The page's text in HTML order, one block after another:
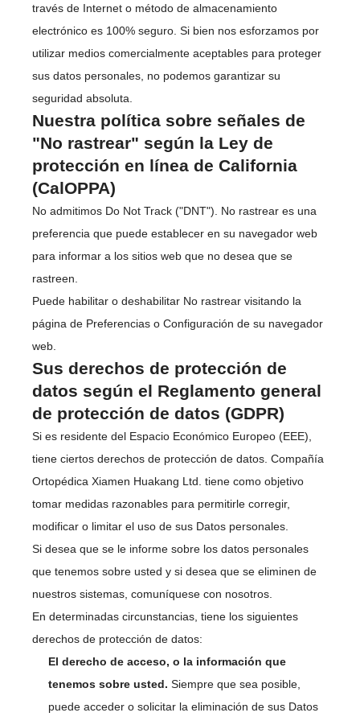
través de Internet o método de almacenamiento
electrónico es 100% seguro. Si bien nos esforzamos por
utilizar medios comercialmente aceptables para proteger
sus datos personales, no podemos garantizar su
seguridad absoluta.
Nuestra política sobre señales de
"No rastrear" según la Ley de
protección en línea de California
(CalOPPA)
No admitimos Do Not Track ("DNT"). No rastrear es una
preferencia que puede establecer en su navegador web
para informar a los sitios web que no desea que se
rastreen.
Puede habilitar o deshabilitar No rastrear visitando la
página de Preferencias o Configuración de su navegador
web.
Sus derechos de protección de
datos según el Reglamento general
de protección de datos (GDPR)
Si es residente del Espacio Económico Europeo (EEE),
tiene ciertos derechos de protección de datos. Compañía
Ortopédica Xiamen Huakang Ltd. tiene como objetivo
tomar medidas razonables para permitirle corregir,
modificar o limitar el uso de sus Datos personales.
Si desea que se le informe sobre los datos personales
que tenemos sobre usted y si desea que se eliminen de
nuestros sistemas, comuníquese con nosotros.
En determinadas circunstancias, tiene los siguientes
derechos de protección de datos:
El derecho de acceso, o la información que
tenemos sobre usted. Siempre que sea posible,
puede acceder o solicitar la eliminación de sus Datos